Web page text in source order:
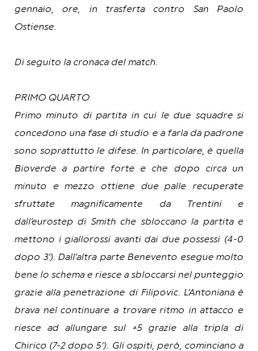
gennaio, ore, in trasferta contro San Paolo
Ostiense.
Di seguito la cronaca del match.
PRIMO QUARTO
Primo minuto di partita in cui le due squadre si
concedono una fase di studio e a farla da padrone
sono soprattutto le difese. In particolare, è quella
Bioverde a partire forte e che dopo circa un
minuto e mezzo ottiene due palle recuperate
sfruttate magnificamente da Trentini e
dall’eurostep di Smith che sbloccano la partita e
mettono i giallorossi avanti dai due possessi (4-0
dopo 3’). Dall’altra parte Benevento esegue molto
bene lo schema e riesce a sbloccarsi nel punteggio
grazie alla penetrazione di Filipovic. L’Antoniana è
brava nel continuare a trovare ritmo in attacco e
riesce ad allungare sul +5 grazie alla tripla di
Chirico (7-2 dopo 5’). Gli ospiti, però, cominciano a